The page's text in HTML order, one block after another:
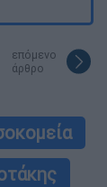
επόμενο
άρθρο